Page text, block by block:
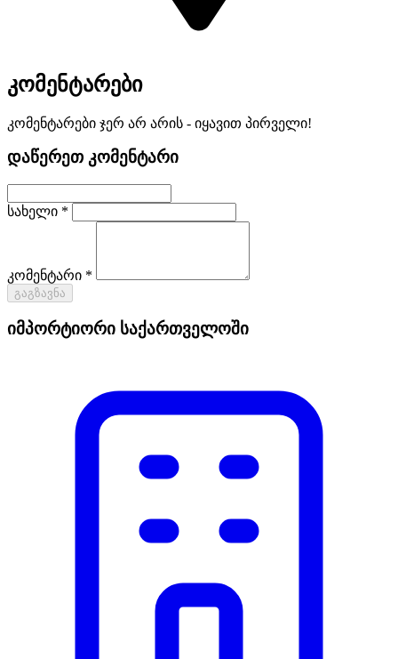
კომენტარები
კომენტარები ჯერ არ არის - იყავით პირველი!
დაწერეთ კომენტარი
სახელი *
კომენტარი *
გაგზავნა
იმპორტიორი საქართველოში